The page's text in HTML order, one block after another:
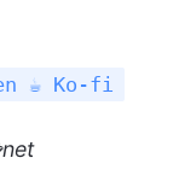
☕ Ko-fi